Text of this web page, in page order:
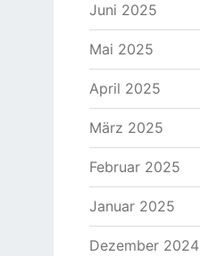
Juni 2025
Mai 2025
April 2025
März 2025
Februar 2025
Januar 2025
Dezember 2024